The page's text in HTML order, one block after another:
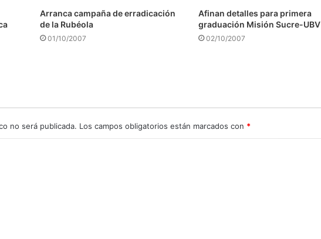
Arranca campaña de erradicación
de la Rubéola
01/10/2007
Afinan detalles para primera
graduación Misión Sucre-UBV
02/10/2007
no será publicada. Los campos obligatorios están marcados con *